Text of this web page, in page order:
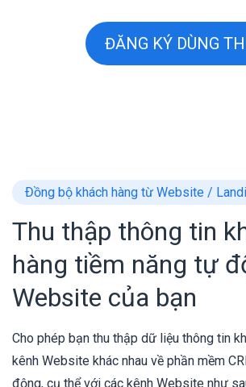
ĐĂNG KÝ DÙNG
Đồng bộ khách hàng từ Website /
Thu thập thông tin
hàng tiềm năng tự
Website của bạn
Cho phép bạn thu thập dữ liệu thông tin
kênh Website khác nhau về phần mềm
động, cụ thể với các kênh Website như